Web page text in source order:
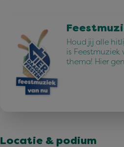
Houd jij alle
is
thema! Hier
Locatie & podium